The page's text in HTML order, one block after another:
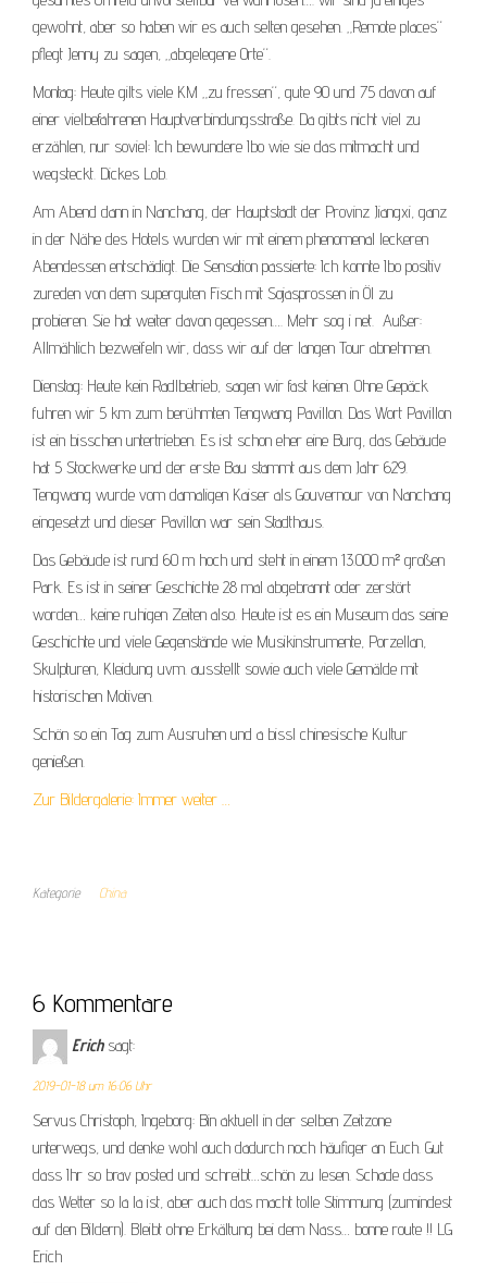
gewohnt, aber so haben wir es auch selten gesehen. „Remote places“
pflegt Jenny zu sagen, „abgelegene Orte“.
Montag: Heute gilts viele KM „zu fressen“, gute 90 und 75 davon auf
einer vielbefahrenen Hauptverbindungsstraße. Da gibts nicht viel zu
erzählen, nur soviel: Ich bewundere Ibo wie sie das mitmacht und
wegsteckt. Dickes Lob.
Am Abend dann in Nanchang, der Hauptstadt der Provinz Jiangxi, ganz
in der Nähe des Hotels wurden wir mit einem phenomenal leckeren
Abendessen entschädigt. Die Sensation passierte: Ich konnte Ibo positiv
zureden von dem superguten Fisch mit Sojasprossen in Öl zu
probieren. Sie hat weiter davon gegessen…. Mehr sog i net. Außer:
Allmählich bezweifeln wir, dass wir auf der langen Tour abnehmen.
Dienstag: Heute kein Radlbetrieb, sagen wir fast keinen. Ohne Gepäck
fuhren wir 5 km zum berühmten Tengwang Pavillon. Das Wort Pavillon
ist ein bisschen untertrieben. Es ist schon eher eine Burg, das Gebäude
hat 5 Stockwerke und der erste Bau stammt aus dem Jahr 629.
Tengwang wurde vom damaligen Kaiser als Gouvernour von Nanchang
eingesetzt und dieser Pavillon war sein Stadthaus.
Das Gebäude ist rund 60 m hoch und steht in einem 13.000 m² großen
Park. Es ist in seiner Geschichte 28 mal abgebrannt oder zerstört
worden… keine ruhigen Zeiten also. Heute ist es ein Museum das seine
Geschichte und viele Gegenstände wie Musikinstrumente, Porzellan,
Skulpturen, Kleidung uvm. ausstellt sowie auch viele Gemälde mit
historischen Motiven.
Schön so ein Tag zum Ausruhen und a bissl chinesische Kultur
genießen.
Zur Bildergalerie: Immer weiter …
Kategorie China
6 Kommentare
Erich sagt:
2019-01-18 um 16:06 Uhr
Servus Christoph, Ingeborg: Bin aktuell in der selben Zeitzone
unterwegs, und denke wohl auch dadurch noch häufiger an Euch. Gut
dass Ihr so brav posted und schreibt…schön zu lesen. Schade dass
das Wetter so la la ist, aber auch das macht tolle Stimmung (zumindest
auf den Bildern). Bleibt ohne Erkältung bei dem Nass… bonne route !! LG
Erich